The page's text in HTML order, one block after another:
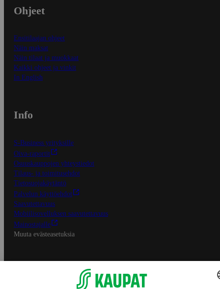
Ohjeet
Ensitilaajan ohjeet
Näin maksat
Näin tilaat ja muokkaat
Kaikki ohjeet ja vinkit
In English
Info
S-Business yrityksille
Oiva-raportit
Osuuskauppojen yhteystiedot
Tilaus- ja toimitusehdot
Tietosuojakäytäntö
Palvelun käyttöehdot
Saavutettavuus
Mobiilisovelluksen saavutettavuus
Mainostajalle
Muuta evästeasetuksia
S-ryhmän palvelut